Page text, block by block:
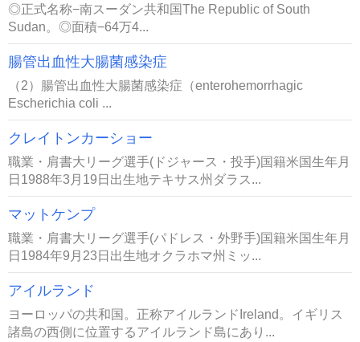
◎正式名称−南スーダン共和国The Republic of South
Sudan。◎面積−64万4...
腸管出血性大腸菌感染症
（2）腸管出血性大腸菌感染症（enterohemorrhagic
Escherichia coli ...
クレイトンカーショー
職業・肩書大リーグ選手(ドジャース・投手)国籍米国生年月
日1988年3月19日出生地テキサス州ダラス...
マットケンプ
職業・肩書大リーグ選手(パドレス・外野手)国籍米国生年月
日1984年9月23日出生地オクラホマ州ミッ...
アイルランド
ヨーロッパの共和国。正称アイルランドIreland。イギリス
諸島の西側に位置するアイルランド島にあり...